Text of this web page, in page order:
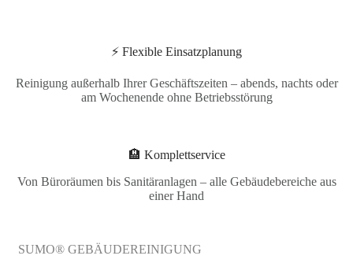
⚡ Flexible Einsatzplanung
Reinigung außerhalb Ihrer Geschäftszeiten – abends, nachts oder
am Wochenende ohne Betriebsstörung
🏨 Komplettservice
Von Büroräumen bis Sanitäranlagen – alle Gebäudebereiche aus
einer Hand
SUMO® GEBÄUDEREINIGUNG